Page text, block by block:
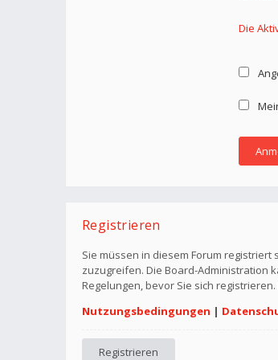
Die
Registrieren
Sie müssen in diesem Forum
zuzugreifen. Die Board-Administration
Regelungen, bevor Sie sich
Nutzungsbedingungen |
Registrieren